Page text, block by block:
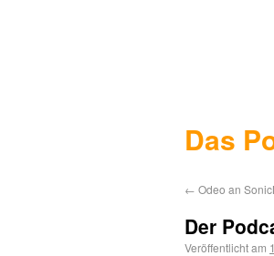
Das
← Odeo an
Der
Veröffentlicht am